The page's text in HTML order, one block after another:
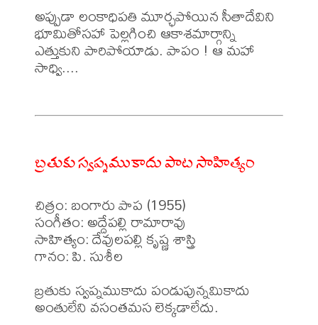
అప్పుడా లంకాధిపతి మూర్ఛపోయిన సీతాదేవిని
భూమితోసహా పెల్లగించి ఆకాశమార్గాన్ని
ఎత్తుకుని పారిపోయాడు. పాపం ! ఆ మహా
సాధ్వి....
బ్రతుకు స్వప్నముకాదు పాట సాహిత్యం
చిత్రం: బంగారు పాప (1955)
సంగీతం: అద్దేపల్లి రామారావు
సాహిత్యం: దేవులపల్లి కృష్ణ శాస్త్రి
గానం: పి. సుశీల
బ్రతుకు స్వప్నముకాదు పండుపున్నమికాదు
అంతులేని వసంతమస లెక్కడాలేదు.